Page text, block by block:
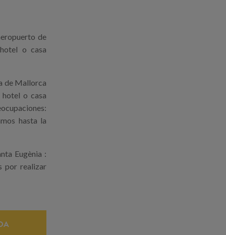
de
o casa
de Mallorca
o casa
hasta la
Eugènia :
por realizar